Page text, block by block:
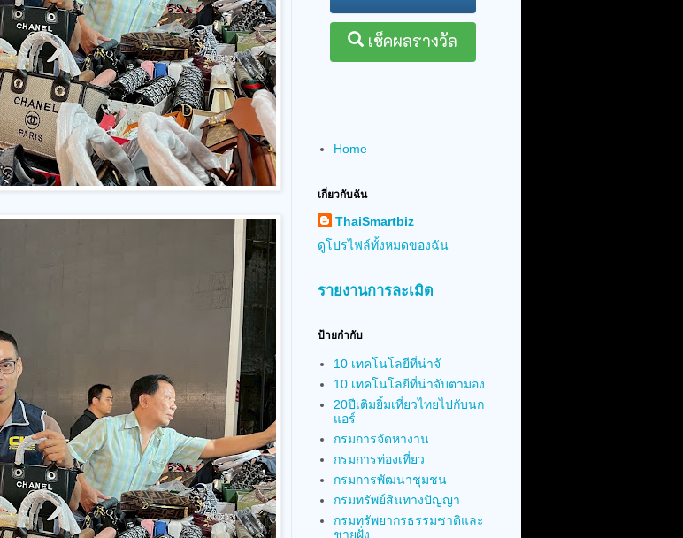
Home
เกี่ยวกับฉัน
ThaiSmartbiz
ดูโปรไฟล์ทั้งหมดของฉัน
รายงานการละเมิด
ป้ายกำกับ
10 เทคโนโลยีที่น่าจั
10 เทคโนโลยีที่น่าจับตามอง
20ปีเติมยิ้มเที่ยวไทยไปกับนก
แอร์
กรมการจัดหางาน
กรมการท่องเที่ยว
กรมการพัฒนาชุมชน
กรมทรัพย์สินทางปัญญา
กรมทรัพยากรธรรมชาติและ
ชายฝั่ง